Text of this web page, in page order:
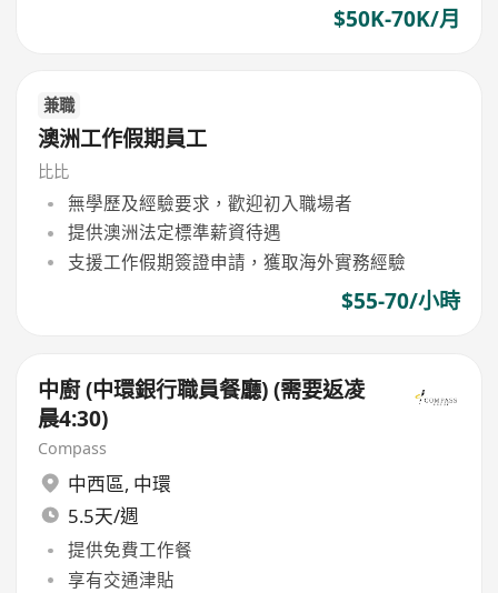
$50K-70K/月
兼職
澳洲工作假期員工
比比
無學歷及經驗要求，歡迎初入職場者
提供澳洲法定標準薪資待遇
支援工作假期簽證申請，獲取海外實務經驗
$55-70/小時
中廚 (中環銀行職員餐廳) (需要返凌
晨4:30)
Compass
中西區, 中環
5.5天/週
提供免費工作餐
享有交通津貼